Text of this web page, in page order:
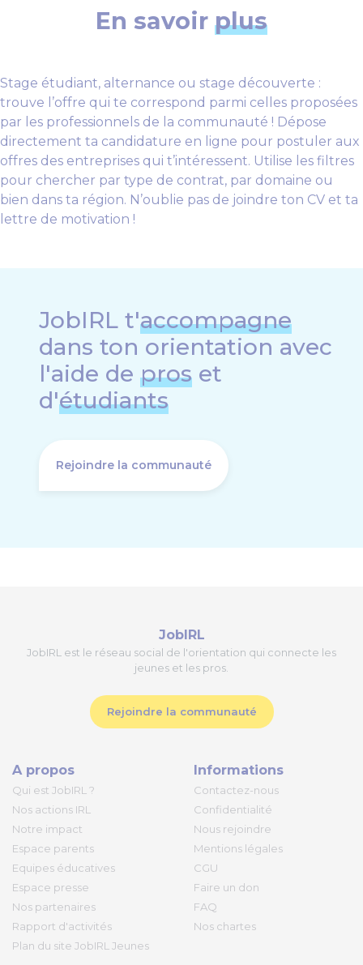
En savoir plus
Stage étudiant, alternance ou stage découverte :
trouve l’offre qui te correspond parmi celles proposées
par les professionnels de la communauté ! Dépose
directement ta candidature en ligne pour postuler aux
offres des entreprises qui t’intéressent. Utilise les filtres
pour chercher par type de contrat, par domaine ou
bien dans ta région. N’oublie pas de joindre ton CV et ta
lettre de motivation !
JobIRL t'accompagne
dans ton orientation avec
l'aide de pros et
d'étudiants
Rejoindre la communauté
JobIRL
JobIRL est le réseau social de l'orientation qui connecte les
jeunes et les pros.
Rejoindre la communauté
A propos
Qui est JobIRL ?
Nos actions IRL
Notre impact
Espace parents
Equipes éducatives
Espace presse
Nos partenaires
Rapport d'activités
Plan du site JobIRL Jeunes
Informations
Contactez-nous
Confidentialité
Nous rejoindre
Mentions légales
CGU
Faire un don
FAQ
Nos chartes